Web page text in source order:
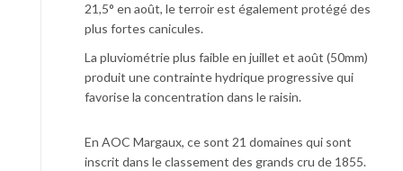
21,5° en août, le terroir est également protégé des
plus fortes canicules.
La pluviométrie plus faible en juillet et août (50mm)
produit une contrainte hydrique progressive qui
favorise la concentration dans le raisin.
En AOC Margaux, ce sont 21 domaines qui sont
inscrit dans le classement des grands cru de 1855.